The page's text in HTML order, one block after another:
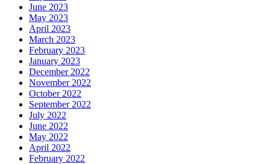
June 2023
May 2023
April 2023
March 2023
February 2023
January 2023
December 2022
November 2022
October 2022
September 2022
July 2022
June 2022
May 2022
April 2022
February 2022